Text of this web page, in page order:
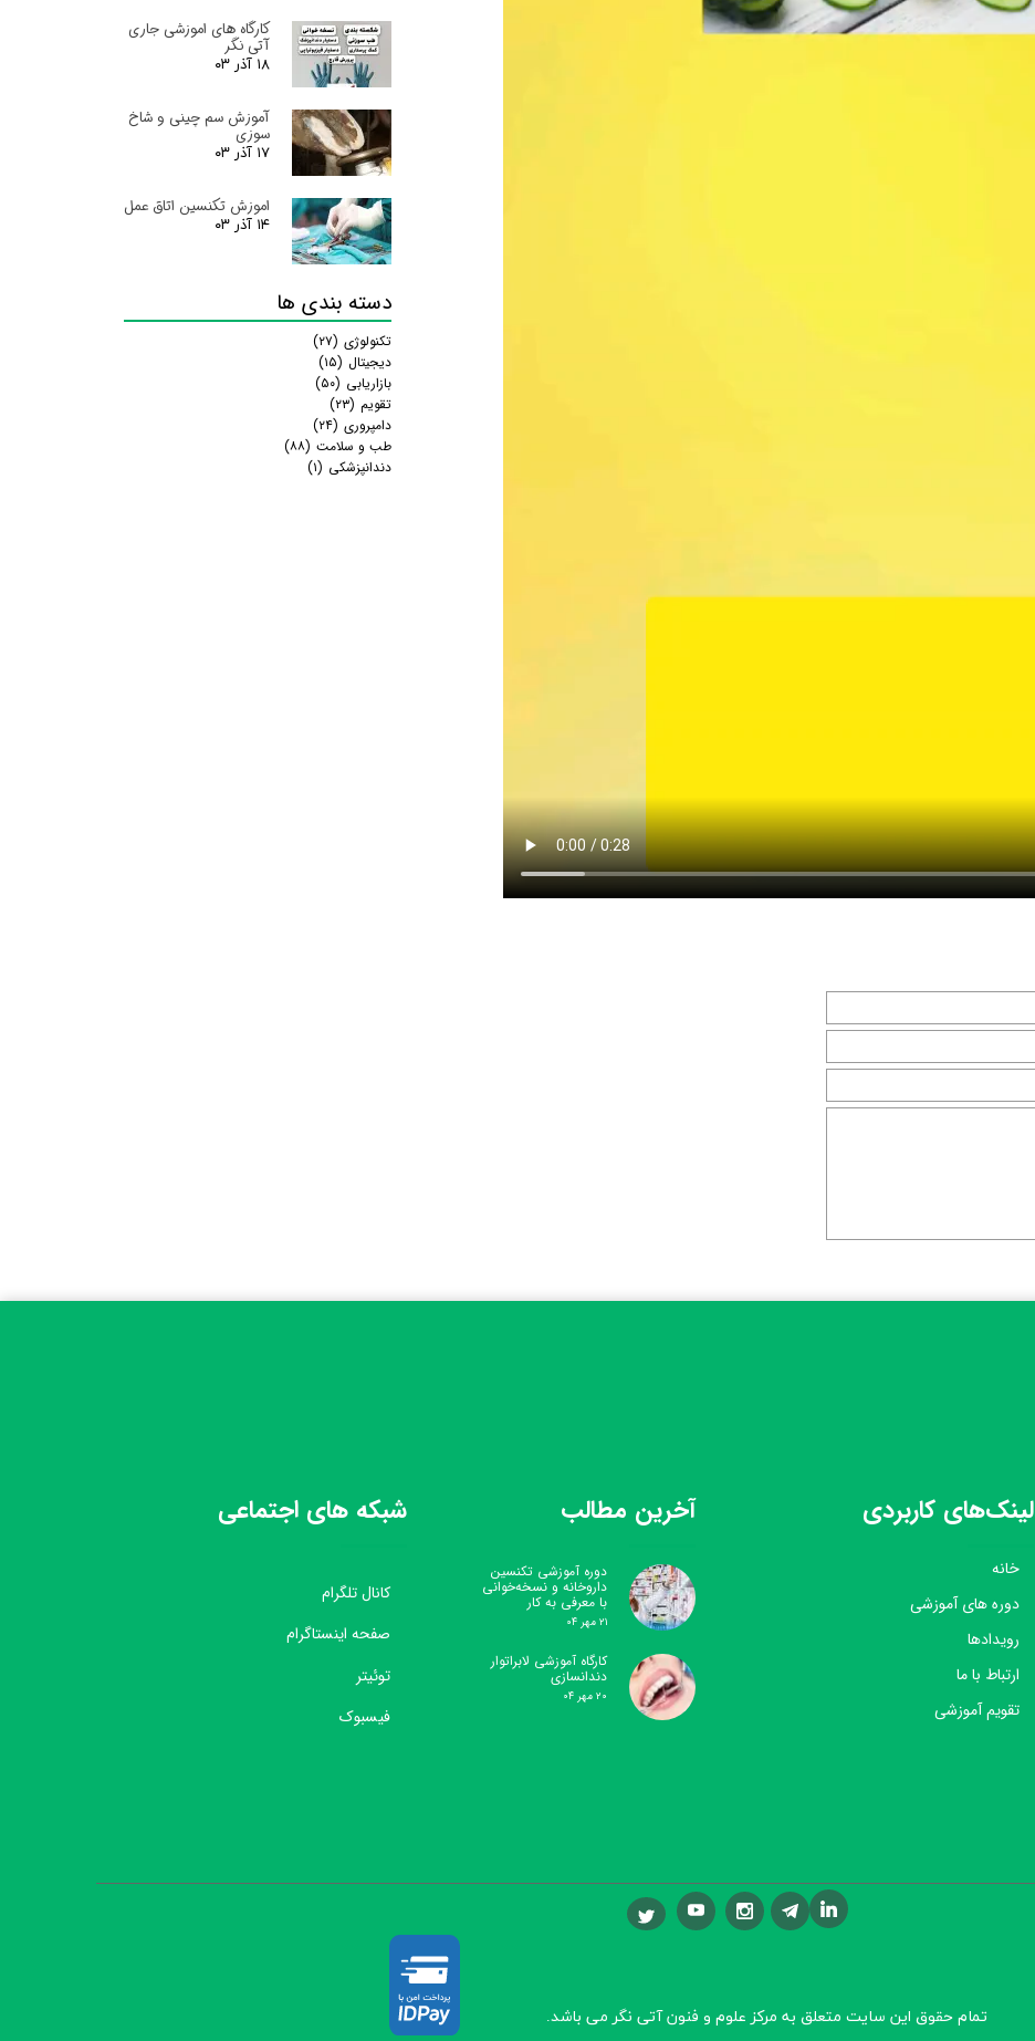
کارگاه های اموزشی جاری
آتی نگر
۱۸ آذر ۰۳
آموزش سم چینی و شاخ
سوزی
۱۷ آذر ۰۳
اموزش تکنسین اتاق عمل
۱۴ آذر ۰۳
دسته بندی ها
تکنولوژی (۲۷)
دیجیتال (۱۵)
بازاریابی (۵۰)
تقویم (۲۳)
دامپروری (۲۴)
طب و سلامت (۸۸)
دندانپزشکی (۱)
لینک‌های کاربردی
خانه
دوره های آموزشی
رویدادها
ارتباط با ما
تقویم آموزشی
آخرین مطالب
دوره آموزشی تکنسین
داروخانه و نسخه‌خوانی
با معرفی به کار
۲۱ مهر ۰۴
کارگاه آموزشی لابراتوار
دندانسازی
۲۰ مهر ۰۴
شبکه های اجتماعی
کانال تلگرام
صفحه اینستاگرام
توئیتر
فیسبوک
تمام حقوق این سایت متعلق به مرکز علوم و فنون آتی نگر می باشد.